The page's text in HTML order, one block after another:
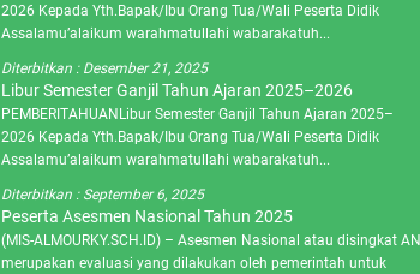
2026 Kepada Yth.Bapak/Ibu Orang Tua/Wali Peserta Didik
Assalamu’alaikum warahmatullahi wabarakatuh...
Diterbitkan : Desember 21, 2025
Libur Semester Ganjil Tahun Ajaran 2025–2026
PEMBERITAHUANLibur Semester Ganjil Tahun Ajaran 2025–
2026 Kepada Yth.Bapak/Ibu Orang Tua/Wali Peserta Didik
Assalamu’alaikum warahmatullahi wabarakatuh...
Diterbitkan : September 6, 2025
Peserta Asesmen Nasional Tahun 2025
(MIS-ALMOURKY.SCH.ID) – Asesmen Nasional atau disingkat AN
merupakan evaluasi yang dilakukan oleh pemerintah untuk